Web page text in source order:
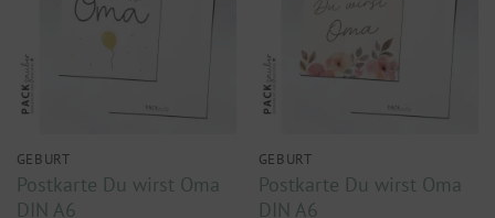
GEBURT
Postkarte Du wirst Oma
DIN A6
GEBURT
Postkarte Du wirst Oma
DIN A6